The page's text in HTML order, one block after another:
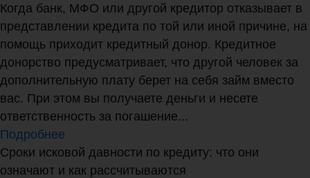
Когда банк, МФО или другой кредитор отказывает в
представлении кредита по той или иной причине, на
помощь приходит кредитный донор. Кредитное
донорство предусматривает, что другой человек за
дополнительную плату берет на себя займ вместо
вас. При этом вы получаете деньги и несете
ответственность за погашение...
Подробнее
Сроки исковой давности по кредиту: что они
означают и как рассчитываются